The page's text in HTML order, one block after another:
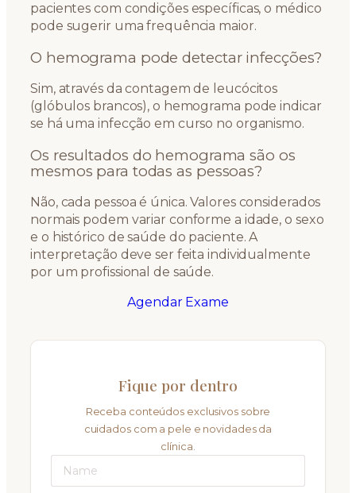
pacientes com condições específicas, o médico
pode sugerir uma frequência maior.
O hemograma pode detectar infecções?
Sim, através da contagem de leucócitos
(glóbulos brancos), o hemograma pode indicar
se há uma infecção em curso no organismo.
Os resultados do hemograma são os
mesmos para todas as pessoas?
Não, cada pessoa é única. Valores considerados
normais podem variar conforme a idade, o sexo
e o histórico de saúde do paciente. A
interpretação deve ser feita individualmente
por um profissional de saúde.
Agendar Exame
Fique por dentro
Receba conteúdos exclusivos sobre
cuidados com a pele e novidades da
clínica.